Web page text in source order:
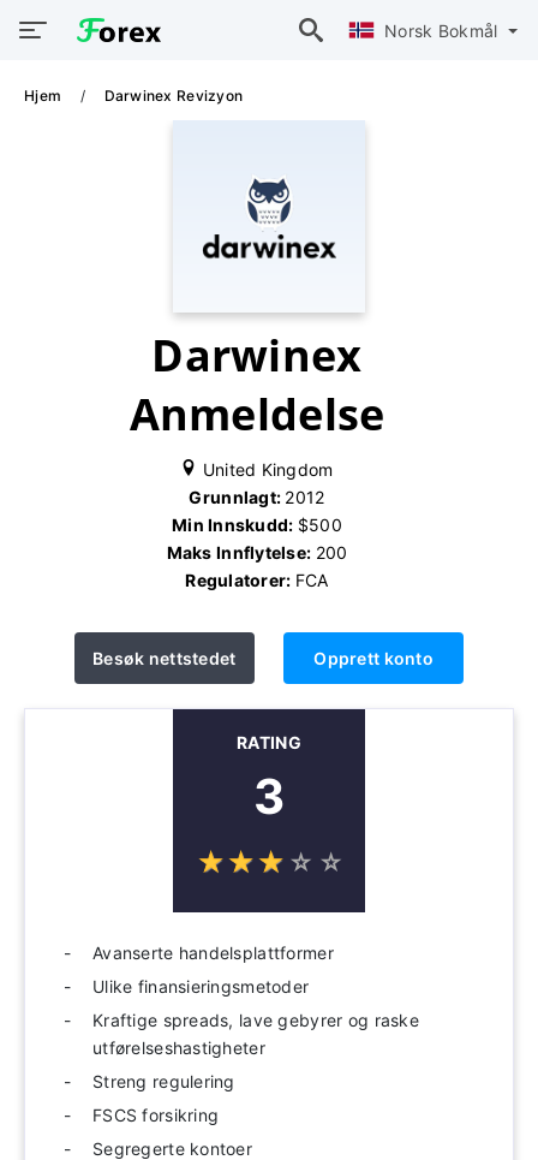
Norsk Bokmål
Hjem Darwinex Revizyon
Darwinex
Anmeldelse
United Kingdom
Grunnlagt: 2012
Min Innskudd: $500
Maks Innflytelse: 200
Regulatorer: FCA
Besøk nettstedet Opprett konto
RATING
3
☆☆☆ ☆ ☆
★★★ ★ ★
Avanserte handelsplattformer
Ulike finansieringsmetoder
Kraftige spreads, lave gebyrer og raske
utførelseshastigheter
Streng regulering
FSCS forsikring
Segregerte kontoer